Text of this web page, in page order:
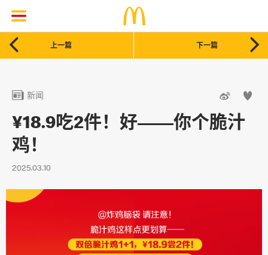
 上一篇 
下一篇
 新闻  
¥18.9吃2件！好——你个脆汁
鸡！
2025.03.10